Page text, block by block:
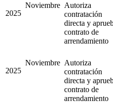
2025
Noviembre Autoriza
contratación
directa y
contrato de
arrendamiento
2025
Noviembre Autoriza
contratación
directa y
contrato de
arrendamiento